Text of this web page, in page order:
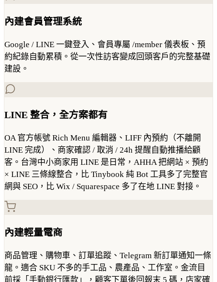
內建會員管理系統
Google / LINE 一鍵登入、會員專屬 /member 儀表板、預
約紀錄自動累積。從一次性訪客變成回頭客戶的完整基礎
建設。
LINE 整合，全方案都有
OA 官方帳號 Rich Menu 編輯器、LIFF 內預約（不離開
LINE 完成）、商家確認 / 取消 / 24h 提醒自動推播給顧
客。台灣中小商家用 LINE 是日常，AHHA 把網站 × 預約
× LINE 三條線整合，比 Tinybook 純 Bot 工具多了完整官
網與 SEO，比 Wix / Squarespace 多了在地 LINE 對接。
內建輕量電商
商品管理、購物車、訂單追蹤、Telegram 新訂單通知一條
龍。適合 SKU 不多的手工品、農產品、工作室。金流目
前採「手動銀行匯款」，顧客下單後回報末 5 碼，店家確